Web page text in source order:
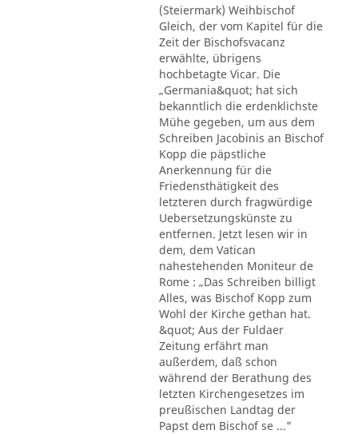
(Steiermark) Weihbischof
Gleich, der vom Kapitel für die
Zeit der Bischofsvacanz
erwählte, übrigens
hochbetagte Vicar. Die
„Germania&quot; hat sich
bekanntlich die erdenklichste
Mühe gegeben, um aus dem
Schreiben Jacobinis an Bischof
Kopp die päpstliche
Anerkennung für die
Friedensthätigkeit des
letzteren durch fragwürdige
Uebersetzungskünste zu
entfernen. Jetzt lesen wir in
dem, dem Vatican
nahestehenden Moniteur de
Rome : „Das Schreiben billigt
Alles, was Bischof Kopp zum
Wohl der Kirche gethan hat.
&quot; Aus der Fuldaer
Zeitung erfährt man
außerdem, daß schon
während der Berathung des
letzten Kirchengesetzes im
preußischen Landtag der
Papst dem Bischof se ..."